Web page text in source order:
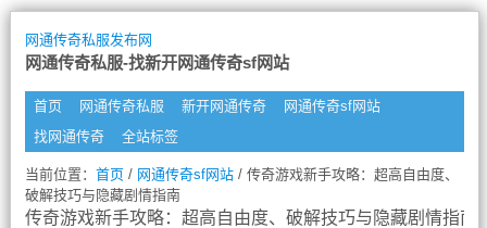
网通传奇私服发布网
网通传奇私服-找新开网通传奇sf网站
首页 网通传奇私服 新开网通传奇
网通传奇sf网站
找网通传奇
全站标签
当前位置： 首页/ 网通传奇sf网站/ 传奇游戏新手攻略：超高自由度、
破解技巧与隐藏剧情指南
传奇游戏新手攻略：超高自由度、破解技巧与隐藏剧情指南